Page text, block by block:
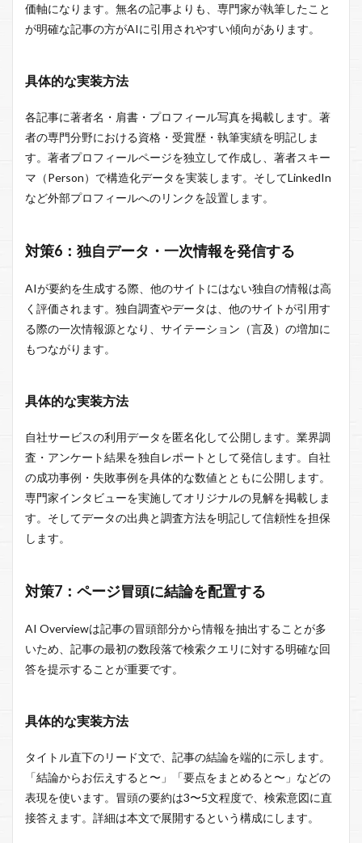
価軸になります。無名の記事よりも、専門家が執筆したこと
が明確な記事の方がAIに引用されやすい傾向があります。
具体的な実装方法
各記事に著者名・肩書・プロフィール写真を掲載します。著
者の専門分野における資格・受賞歴・執筆実績を明記しま
す。著者プロフィールページを独立して作成し、著者スキー
マ（Person）で構造化データを実装します。そしてLinkedIn
など外部プロフィールへのリンクを設置します。
対策6：独自データ・一次情報を発信する
AIが要約を生成する際、他のサイトにはない独自の情報は高
く評価されます。独自調査やデータは、他のサイトが引用す
る際の一次情報源となり、サイテーション（言及）の増加に
もつながります。
具体的な実装方法
自社サービスの利用データを匿名化して公開します。業界調
査・アンケート結果を独自レポートとして発信します。自社
の成功事例・失敗事例を具体的な数値とともに公開します。
専門家インタビューを実施してオリジナルの見解を掲載しま
す。そしてデータの出典と調査方法を明記して信頼性を担保
します。
対策7：ページ冒頭に結論を配置する
AI Overviewは記事の冒頭部分から情報を抽出することが多
いため、記事の最初の数段落で検索クエリに対する明確な回
答を提示することが重要です。
具体的な実装方法
タイトル直下のリード文で、記事の結論を端的に示します。
「結論からお伝えすると〜」「要点をまとめると〜」などの
表現を使います。冒頭の要約は3〜5文程度で、検索意図に直
接答えます。詳細は本文で展開するという構成にします。